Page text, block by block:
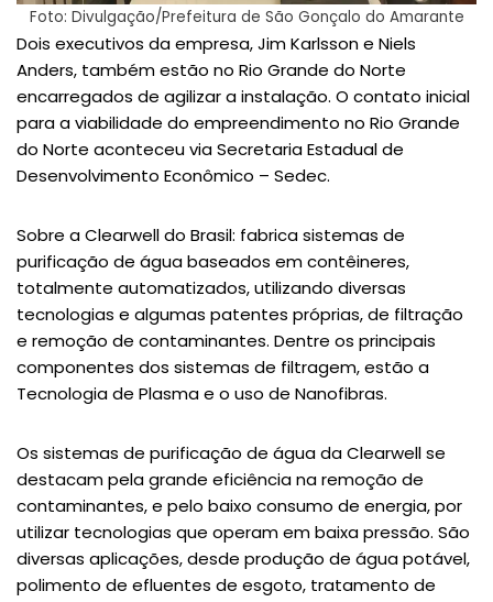
Foto: Divulgação/Prefeitura de São Gonçalo do Amarante
Dois executivos da empresa, Jim Karlsson e Niels
Anders, também estão no Rio Grande do Norte
encarregados de agilizar a instalação. O contato inicial
para a viabilidade do empreendimento no Rio Grande
do Norte aconteceu via Secretaria Estadual de
Desenvolvimento Econômico – Sedec.
Sobre a Clearwell do Brasil: fabrica sistemas de
purificação de água baseados em contêineres,
totalmente automatizados, utilizando diversas
tecnologias e algumas patentes próprias, de filtração
e remoção de contaminantes. Dentre os principais
componentes dos sistemas de filtragem, estão a
Tecnologia de Plasma e o uso de Nanofibras.
Os sistemas de purificação de água da Clearwell se
destacam pela grande eficiência na remoção de
contaminantes, e pelo baixo consumo de energia, por
utilizar tecnologias que operam em baixa pressão. São
diversas aplicações, desde produção de água potável,
polimento de efluentes de esgoto, tratamento de